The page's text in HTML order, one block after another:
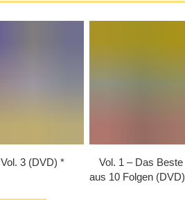
Vol. 3 (DVD)
Vol. 1 – Das Beste
aus 10 Folgen (DVD)